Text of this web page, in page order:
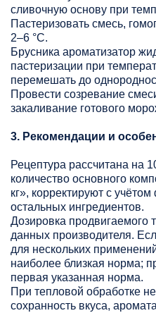
сливочную основу при
Пастеризовать смесь,
2–6 °C.
Брусника ароматизатор
пастеризации при
перемешать до
Провести созревание
закаливание готового
3. Рекомендации и
Рецептура рассчитана на
количество основного
кг», корректируют с
остальных ингредиентов.
Дозировка продвигаемого
данных производителя.
для нескольких
наиболее близкая норма;
первая указанная норма.
При тепловой обработке
сохранность вкуса,